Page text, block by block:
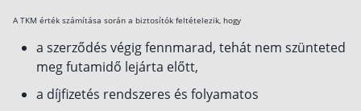
A TKM érték számítása során a biztosítók feltételezik, hogy
a szerződés végig fennmarad, tehát nem szünteted
meg futamidő lejárta előtt,
a díjfizetés rendszeres és folyamatos